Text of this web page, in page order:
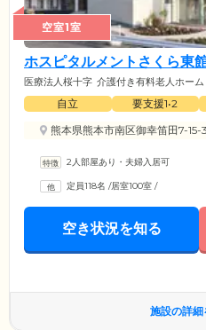
空室1室
ホスピタルメントさくら東
医療法人桜十字 介護付き有料老人ホーム
自立 要支援1•2
熊本県熊本市南区御幸笛田7-15-3
2人部屋あり・夫婦入居可
定員118名 /居室100室 /
空き状況を知る
施設の詳細